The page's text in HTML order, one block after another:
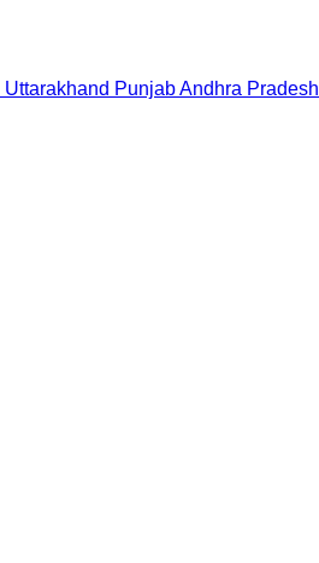
Uttarakhand PunjabAndhra Pradesh